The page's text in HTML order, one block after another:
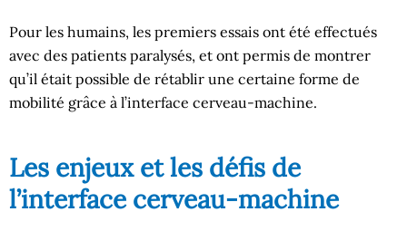
Pour les humains, les premiers essais ont été effectués
avec des patients paralysés, et ont permis de montrer
qu’il était possible de rétablir une certaine forme de
mobilité grâce à l’interface cerveau-machine.
Les enjeux et les défis de
l’interface cerveau-machine